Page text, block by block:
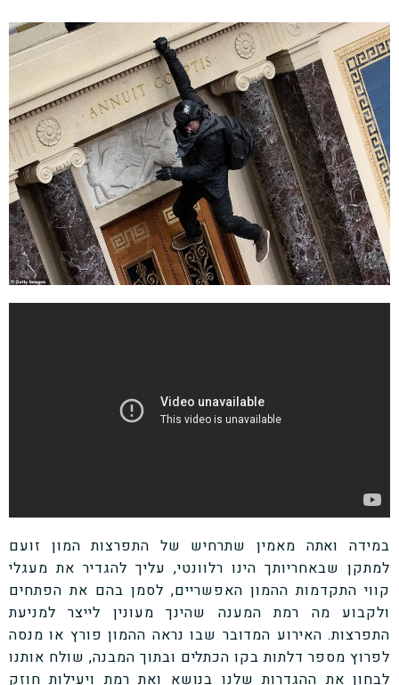
במידה ואתה מאמין שתרחיש של התפרצות המון זועם
למתקן שבאחריותך הינו רלוונטי, עליך להגדיר את מעגלי
קווי התקדמות ההמון האפשריים, לסמן בהם את הפתחים
ולקבוע מה רמת המענה שהינך מעונין לייצר למניעת
התפרצות. האירוע המדובר שבו נראה ההמון פורץ או מנסה
לפרוץ מספר דלתות בקו הכתלים ובתוך המבנה, שולח אותנו
לבחון את ההגדרות שלנו בנושא ואת רמת ויעילות חוזק